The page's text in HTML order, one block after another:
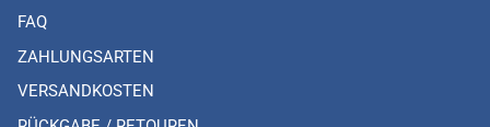
FAQ
ZAHLUNGSARTEN
VERSANDKOSTEN